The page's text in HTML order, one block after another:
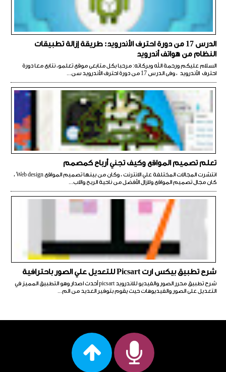
الدرس 17 من دورة احترف الأندرويد: طريقة إزالة تطبيقات
النظام من هواتف أندرويد
السلام عليكم ورحمة الله وبركاته: مرحبا بكل متابعى موقع تعلمو، نتابع معا دورة
احترف الأندرويد ، وفى الدرس 17 من دورة احترف الأندرويد سن...
تعلم تصميم المواقع وكيف تجني أرباح كمصمم
انتشرت المجالات المختلفة علي الانترنت ، وكان من بينها تصميم المواقع Web design ،
كان مجال تصميم المواقع ولازال الأفضل من ناحية الربح والاب...
شرح تطبيق بيكس ارت Picsart للتعديل علي الصور باحترافية
شرح تطبيق محرر الصور والفيديو للاندرويد picsart أحدث اصدار وهو التطبيق المميز في
التعديل على الصور والفيديوهات حيث يقوم بتوفير العديد من الم...